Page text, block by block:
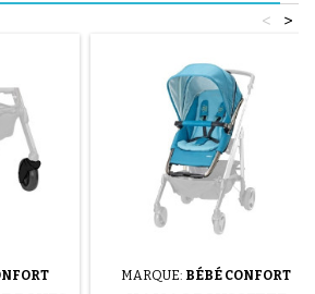
>
<
MARQUE: BÉBÉ CONFORT